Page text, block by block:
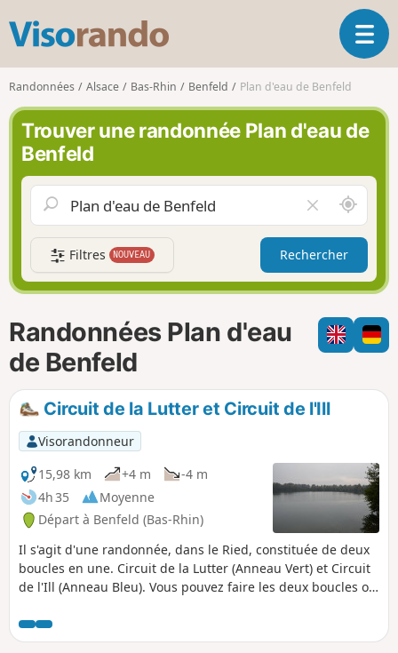
s
o
r
n
o
O
u
r
a
n
v
g
a
i
o
Randonnées Alsace Bas-Rhin Benfeld Plan d'eau de Benfeld
Trouver une randonnée Plan d'eau de
Benfeld
i
d
e
r
l
e
h
m
A
u
t
u
r
d
e
m
i
Filtres NOUVEAU Rechercher
Randonnées Plan d'eau
de Benfeld
Circuit de la Lutter et Circuit de l'Ill
Visorandonneur
15,98 km
+4 m
-4 m
4h 35
Moyenne
Départ à Benfeld (Bas-Rhin)
Il s'agit d'une randonnée, dans le Ried, constituée de deux
boucles en une. Circuit de la Lutter (Anneau Vert) et Circuit
de l'Ill (Anneau Bleu). Vous pouvez faire les deux boucles ou
n'y pas de dénivelé. Le circuit commence au plan d'eau de
Benfeld puis traverse forêts et champs, suit les cours d'eau